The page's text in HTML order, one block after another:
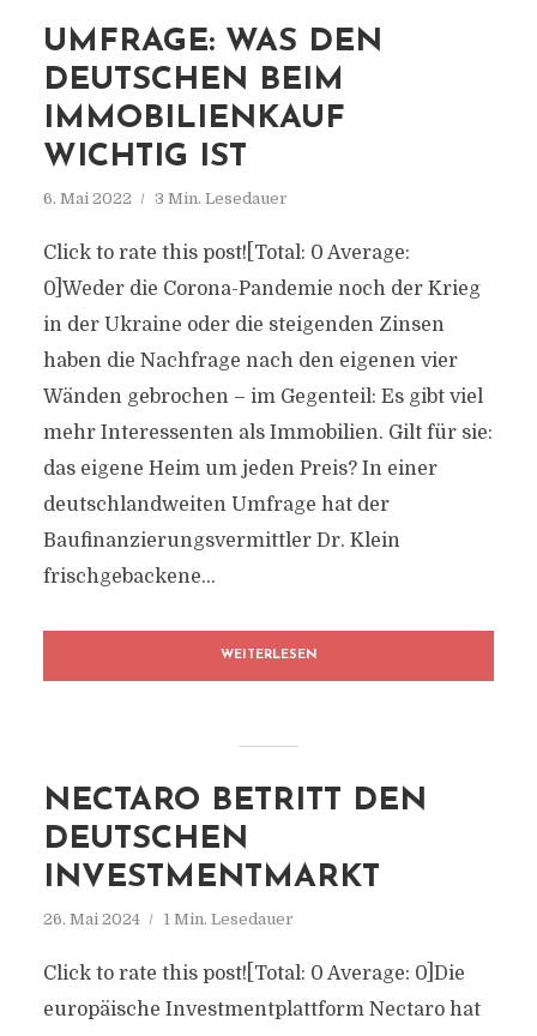
UMFRAGE: WAS DEN
DEUTSCHEN BEIM
IMMOBILIENKAUF
WICHTIG IST
6. Mai 2022 3 Min. Lesedauer
Click to rate this post![Total: 0 Average:
0]Weder die Corona-Pandemie noch der Krieg
in der Ukraine oder die steigenden Zinsen
haben die Nachfrage nach den eigenen vier
Wänden gebrochen – im Gegenteil: Es gibt viel
mehr Interessenten als Immobilien. Gilt für sie:
das eigene Heim um jeden Preis? In einer
deutschlandweiten Umfrage hat der
Baufinanzierungsvermittler Dr. Klein
frischgebackene...
WEITERLESEN
NECTARO BETRITT DEN
DEUTSCHEN
INVESTMENTMARKT
26. Mai 2024 1 Min. Lesedauer
Click to rate this post![Total: 0 Average: 0]Die
europäische Investmentplattform Nectaro hat